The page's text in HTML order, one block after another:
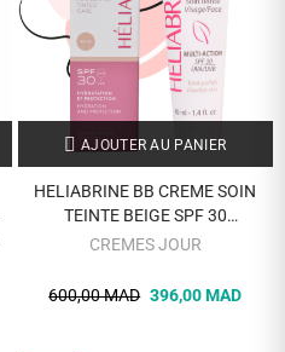
AJOUTER AU PANIER
HELIABRINE BB CREME SOIN
TEINTE BEIGE SPF 30
HYDRATATION ET PROTECTION
CREMES JOUR
600,00 MAD 396,00 MAD